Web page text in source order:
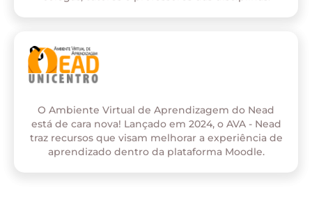
O Ambiente Virtual de Aprendizagem do Nead
está de cara nova! Lançado em 2024, o AVA - Nead
traz recursos que visam melhorar a experiência de
aprendizado dentro da plataforma Moodle.